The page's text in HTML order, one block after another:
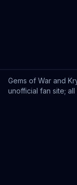
Gems of War and
unofficial fan site;